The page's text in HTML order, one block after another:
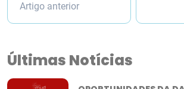
Artigo anterior
Últimas Notícias